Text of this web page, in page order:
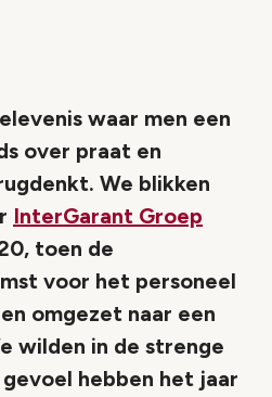
waar men een
over praat en
We blikken
InterGarant Groep
toen de
voor het personeel
omgezet naar een
wilden in de strenge
hebben het jaar